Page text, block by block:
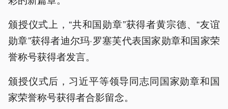
颁授仪式上，“共和国勋章”获得者黄宗德、“友谊
勋章”获得者迪尔玛·罗塞芙代表国家勋章和国家荣
誉称号获得者发言。
颁授仪式后，习近平等领导同志同国家勋章和国
家荣誉称号获得者合影留念。